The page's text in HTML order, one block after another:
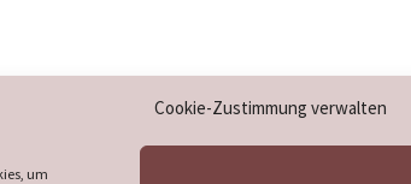
Cookie-Zustimmung verwalten
um